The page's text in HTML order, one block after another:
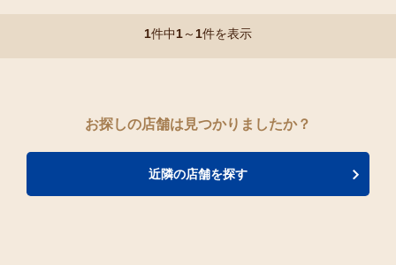
1件中1～ 1件を表示
お探しの店舗は見つかりましたか？
近隣の店舗を探す